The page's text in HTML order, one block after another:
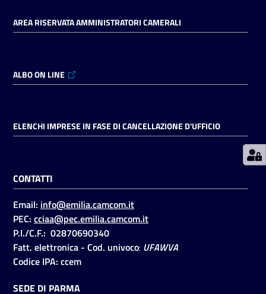
digitale
Pagamenti
Accedi
AREA RISERVATA AMMINISTRATORI CAMERALI
ALBO ON LINE
ELENCHI IMPRESE IN FASE DI CANCELLAZIONE D'UFFICIO
CONTATTI
Email: info@emilia.camcom.it
PEC: cciaa@pec.emilia.camcom.it
P.I./C.F.: 02870690340
Fatt. elettronica - Cod. univoco: UFAWVA
Codice IPA: ccem
SEDE DI PARMA